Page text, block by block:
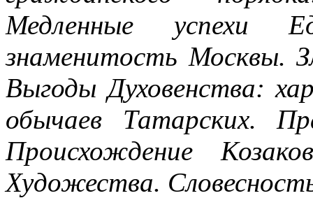
Медленные успехи
знаменитость Москвы.
Выгоды Духовенства:
обычаев Татарских.
Происхождение
Художества.